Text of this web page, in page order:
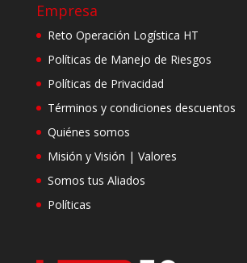
Empresa
Reto Operación Logística HT
Políticas de Manejo de Riesgos
Políticas de Privacidad
Términos y condiciones descuentos
Quiénes somos
Misión y Visión | Valores
Somos tus Aliados
Políticas